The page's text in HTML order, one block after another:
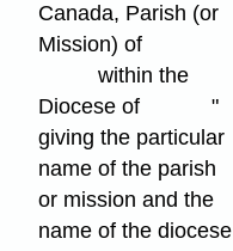
Canada, Parish (or
Mission) of
within the
Diocese of "
giving the particular
name of the parish
or mission and the
name of the diocese